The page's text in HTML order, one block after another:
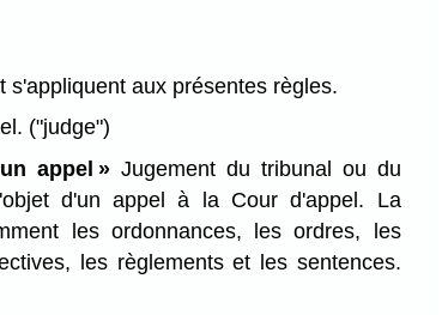
s'appliquent aux présentes règles.
("judge")
appel » Jugement du tribunal ou du
d'un appel à la Cour d'appel. La
les ordonnances, les ordres, les
les règlements et les sentences.